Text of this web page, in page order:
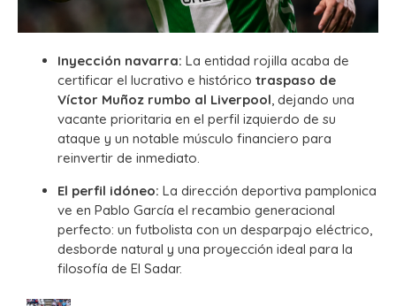
Inyección navarra: La entidad rojilla acaba de
certificar el lucrativo e histórico traspaso de
Víctor Muñoz rumbo al Liverpool, dejando una
vacante prioritaria en el perfil izquierdo de su
ataque y un notable músculo financiero para
reinvertir de inmediato.
El perfil idóneo: La dirección deportiva pamplonica
ve en Pablo García el recambio generacional
perfecto: un futbolista con un desparpajo eléctrico,
desborde natural y una proyección ideal para la
filosofía de El Sadar.